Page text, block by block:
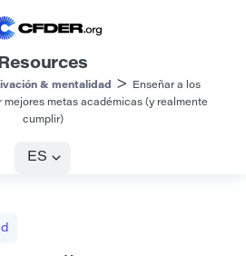
& mentalidad >
Enseñar a los
metas académicas (y realmente
cumplir)
ES